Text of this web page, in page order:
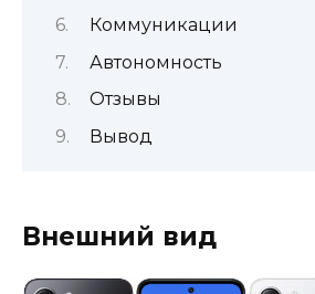
Коммуникации
Автономность
Отзывы
Вывод
Внешний вид